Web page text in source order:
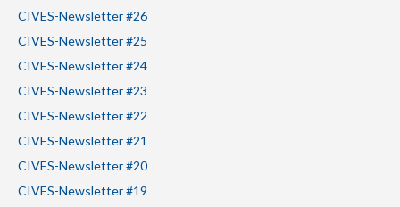
CIVES-Newsletter #26
CIVES-Newsletter #25
CIVES-Newsletter #24
CIVES-Newsletter #23
CIVES-Newsletter #22
CIVES-Newsletter #21
CIVES-Newsletter #20
CIVES-Newsletter #19